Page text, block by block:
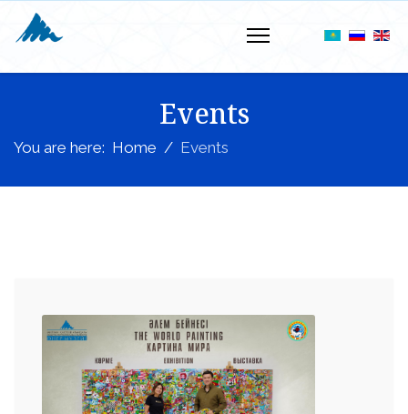
Events
You are here: Home Events